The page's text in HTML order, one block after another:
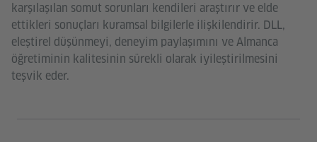
karşılaşılan somut sorunları kendileri araştırır ve elde
ettikleri sonuçları kuramsal bilgilerle ilişkilendirir. DLL,
eleştirel düşünmeyi, deneyim paylaşımını ve Almanca
öğretiminin kalitesinin sürekli olarak iyileştirilmesini
teşvik eder.